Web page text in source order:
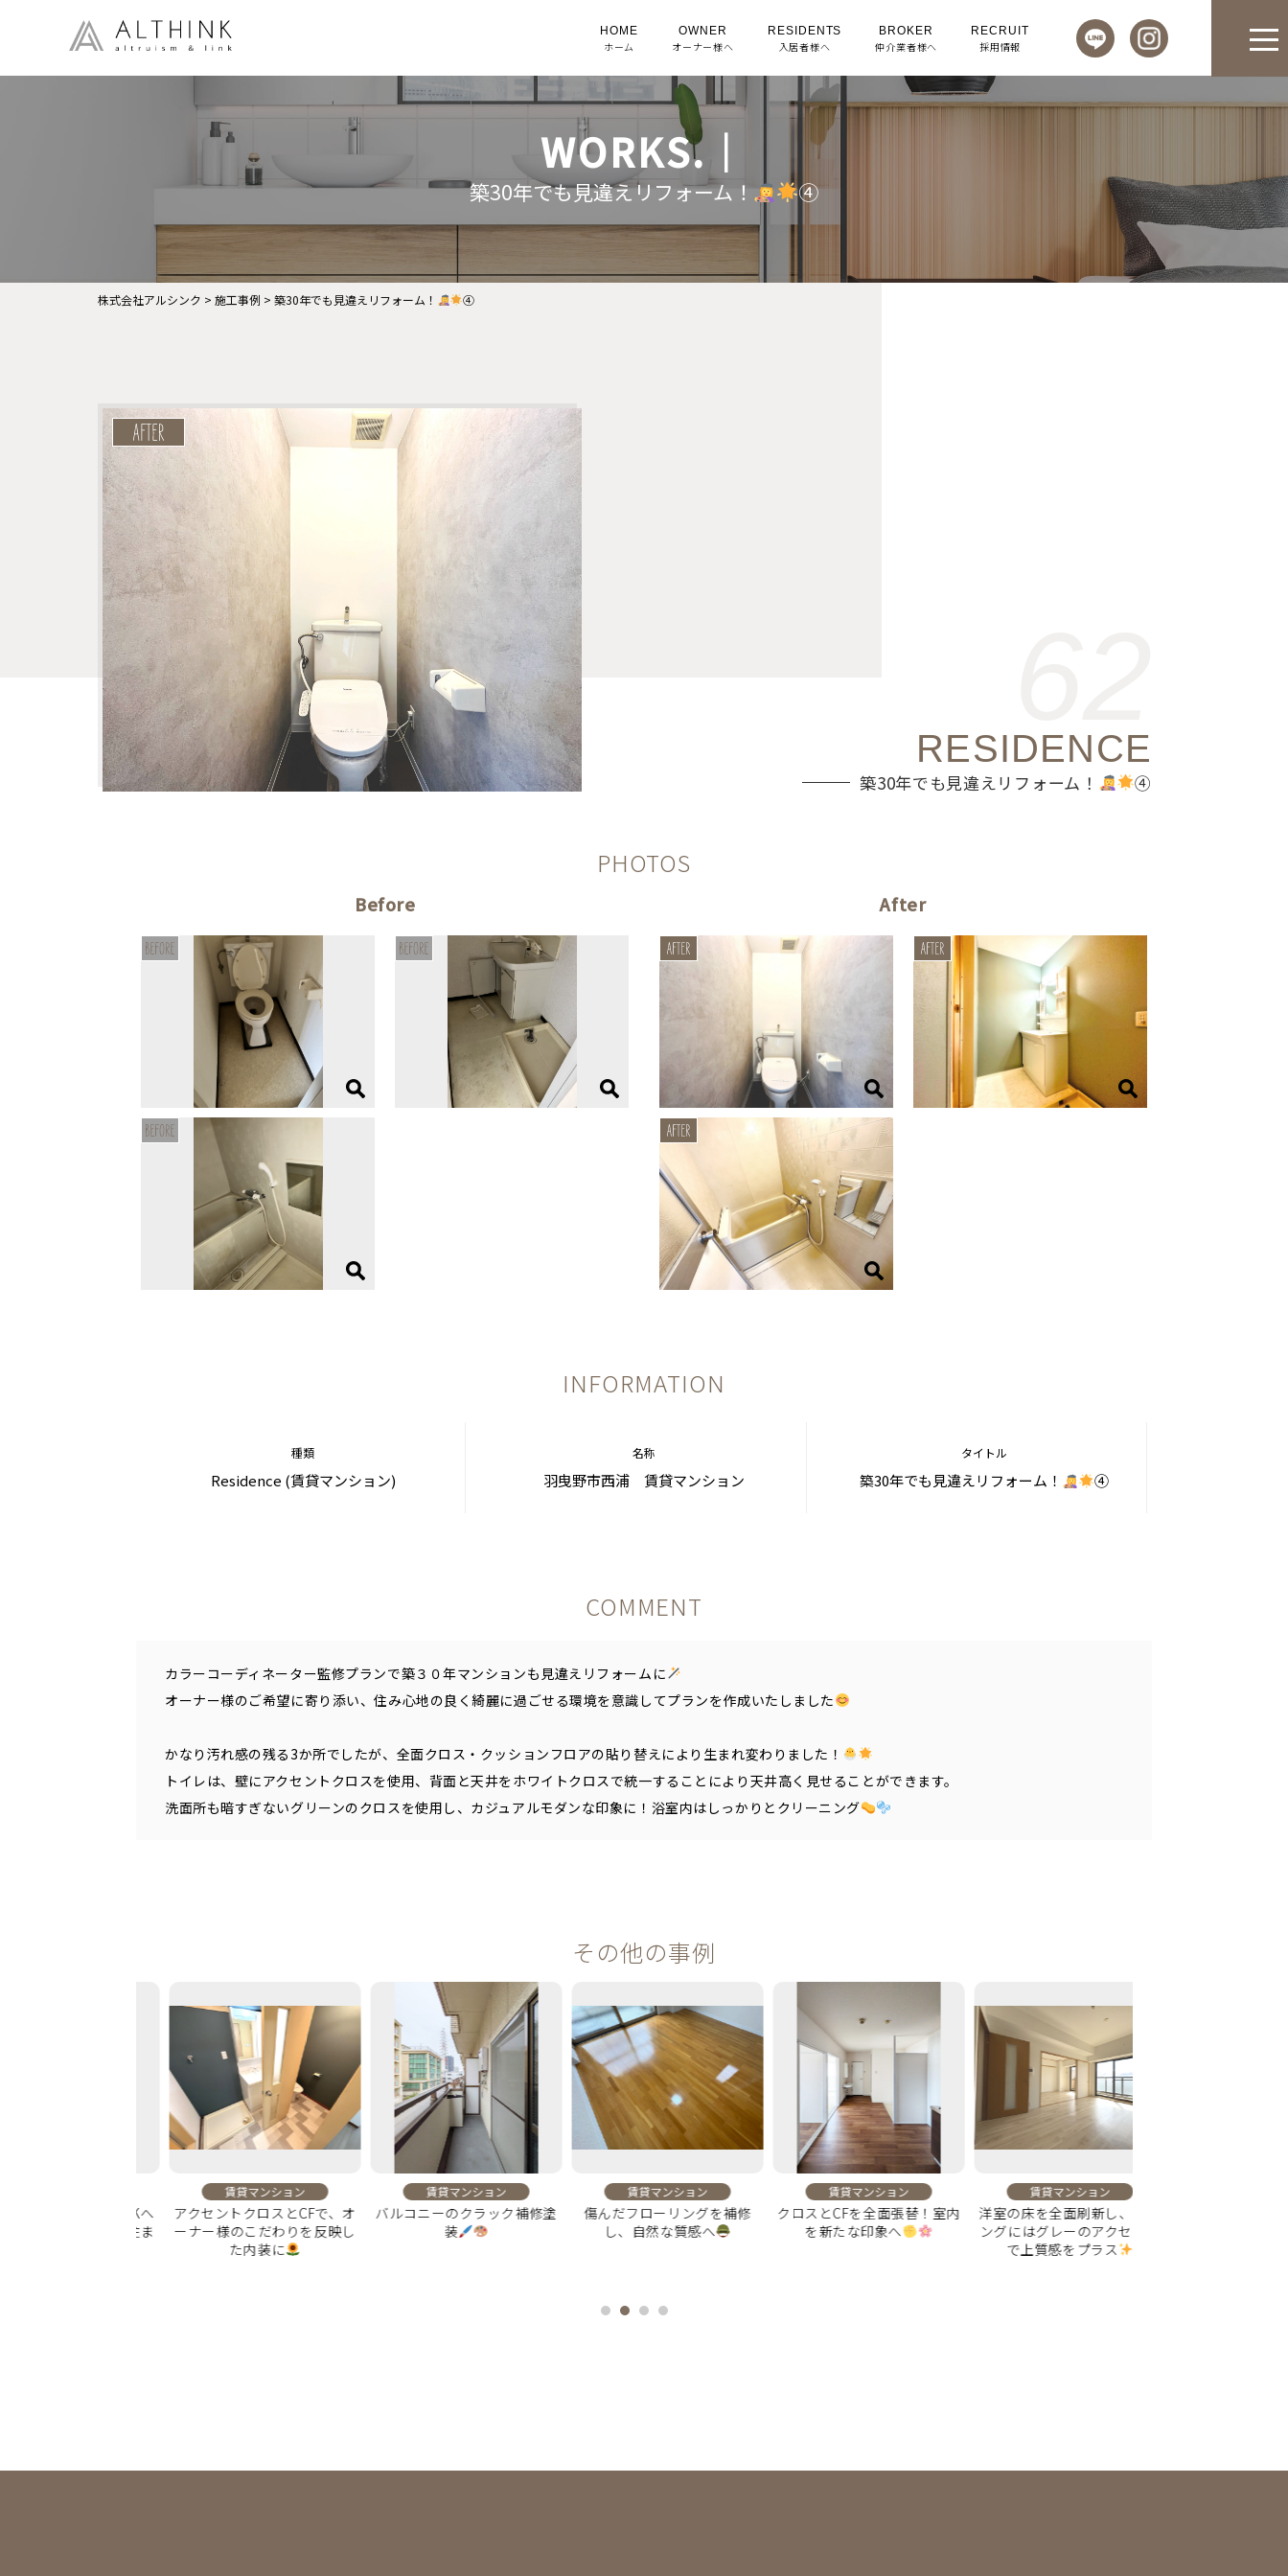
HOME
ホーム
OWNER
オーナー様へ
RESIDENTS
入居者様へ
BROKER
仲介業者様へ
RECRUIT
採用情報
WORKS.｜
築30年でも見違えリフォーム！ ④
株式会社アルシンク > 施工事例 > 築30年でも見違えリフォーム！ ④
RESIDENCE
築30年でも見違えリフォーム！ ④
PHOTOS
Before After
INFORMATION
種類
Residence (賃貸マンション)
名称
羽曳野市西浦 賃貸マンション
タイトル
築30年でも見違えリフォーム！ ④
COMMENT
カラーコーディネーター監修プランで築３０年マンションも見違えリフォームに
オーナー様のご希望に寄り添い、住み心地の良く綺麗に過ごせる環境を意識してプランを作成いたしました
かなり汚れ感の残る3か所でしたが、全面クロス・クッションフロアの貼り替えにより生まれ変わりました！
トイレは、壁にアクセントクロスを使用、背面と天井をホワイトクロスで統一することにより天井高く見せることができます。
洗面所も暗すぎないグリーンのクロスを使用し、カジュアルモダンな印象に！浴室内はしっかりとクリーニング
その他の事例
賃貸マンション
バルコニーのクラック補修塗
装
賃貸マンション
傷んだフローリングを補修
し、自然な質感へ
賃貸マンション
クロスとCFを全面張替！室内
を新たな印象へ
賃貸マンション
洋室の床を全面刷新し、リビ
ングにはグレーのアクセント
賃貸マンション
壁の割れを補修し、塗装で美
しく整えました